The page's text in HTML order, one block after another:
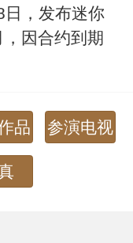
日，发布迷你
因合约到期
品
参演电视